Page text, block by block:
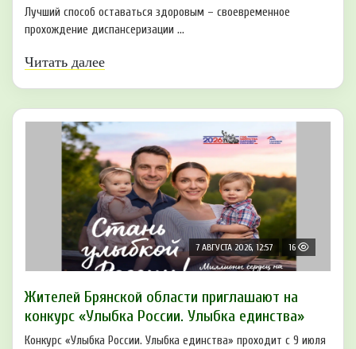
Лучший способ оставаться здоровым – своевременное
прохождение диспансеризации ...
Читать далее
7 АВГУСТА 2026, 12:57 16
Жителей Брянской области приглашают на
конкурс «Улыбка России. Улыбка единства»
Конкурс «Улыбка России. Улыбка единства» проходит с 9 июля